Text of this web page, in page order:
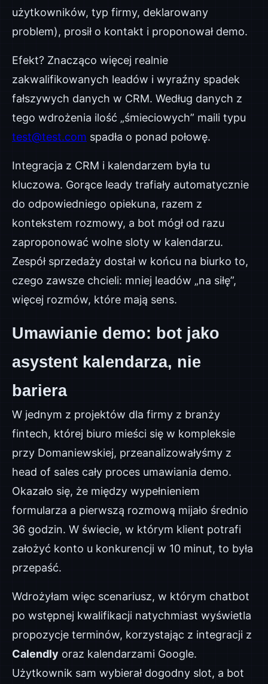
użytkowników, typ firmy, deklarowany
problem), prosił o kontakt i proponował demo.
Efekt? Znacząco więcej realnie
zakwalifikowanych leadów i wyraźny spadek
fałszywych danych w CRM. Według danych z
tego wdrożenia ilość „śmieciowych” maili typu
test@test.com spadła o ponad połowę.
Integracja z CRM i kalendarzem była tu
kluczowa. Gorące leady trafiały automatycznie
do odpowiedniego opiekuna, razem z
kontekstem rozmowy, a bot mógł od razu
zaproponować wolne sloty w kalendarzu.
Zespół sprzedaży dostał w końcu na biurko to,
czego zawsze chcieli: mniej leadów „na siłę”,
więcej rozmów, które mają sens.
Umawianie demo: bot jako
asystent kalendarza, nie
bariera
W jednym z projektów dla firmy z branży
fintech, której biuro mieści się w kompleksie
przy Domaniewskiej, przeanalizowałyśmy z
head of sales cały proces umawiania demo.
Okazało się, że między wypełnieniem
formularza a pierwszą rozmową mijało średnio
36 godzin. W świecie, w którym klient potrafi
założyć konto u konkurencji w 10 minut, to była
przepaść.
Wdrożyłam więc scenariusz, w którym chatbot
po wstępnej kwalifikacji natychmiast wyświetla
propozycje terminów, korzystając z integracji z
Calendly oraz kalendarzami Google.
Użytkownik sam wybierał dogodny slot, a bot